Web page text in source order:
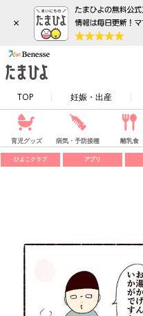
×
TOP 妊娠・出産
育児グッズ 病気・予防接種 離乳食
ひよこクラブ アプリ